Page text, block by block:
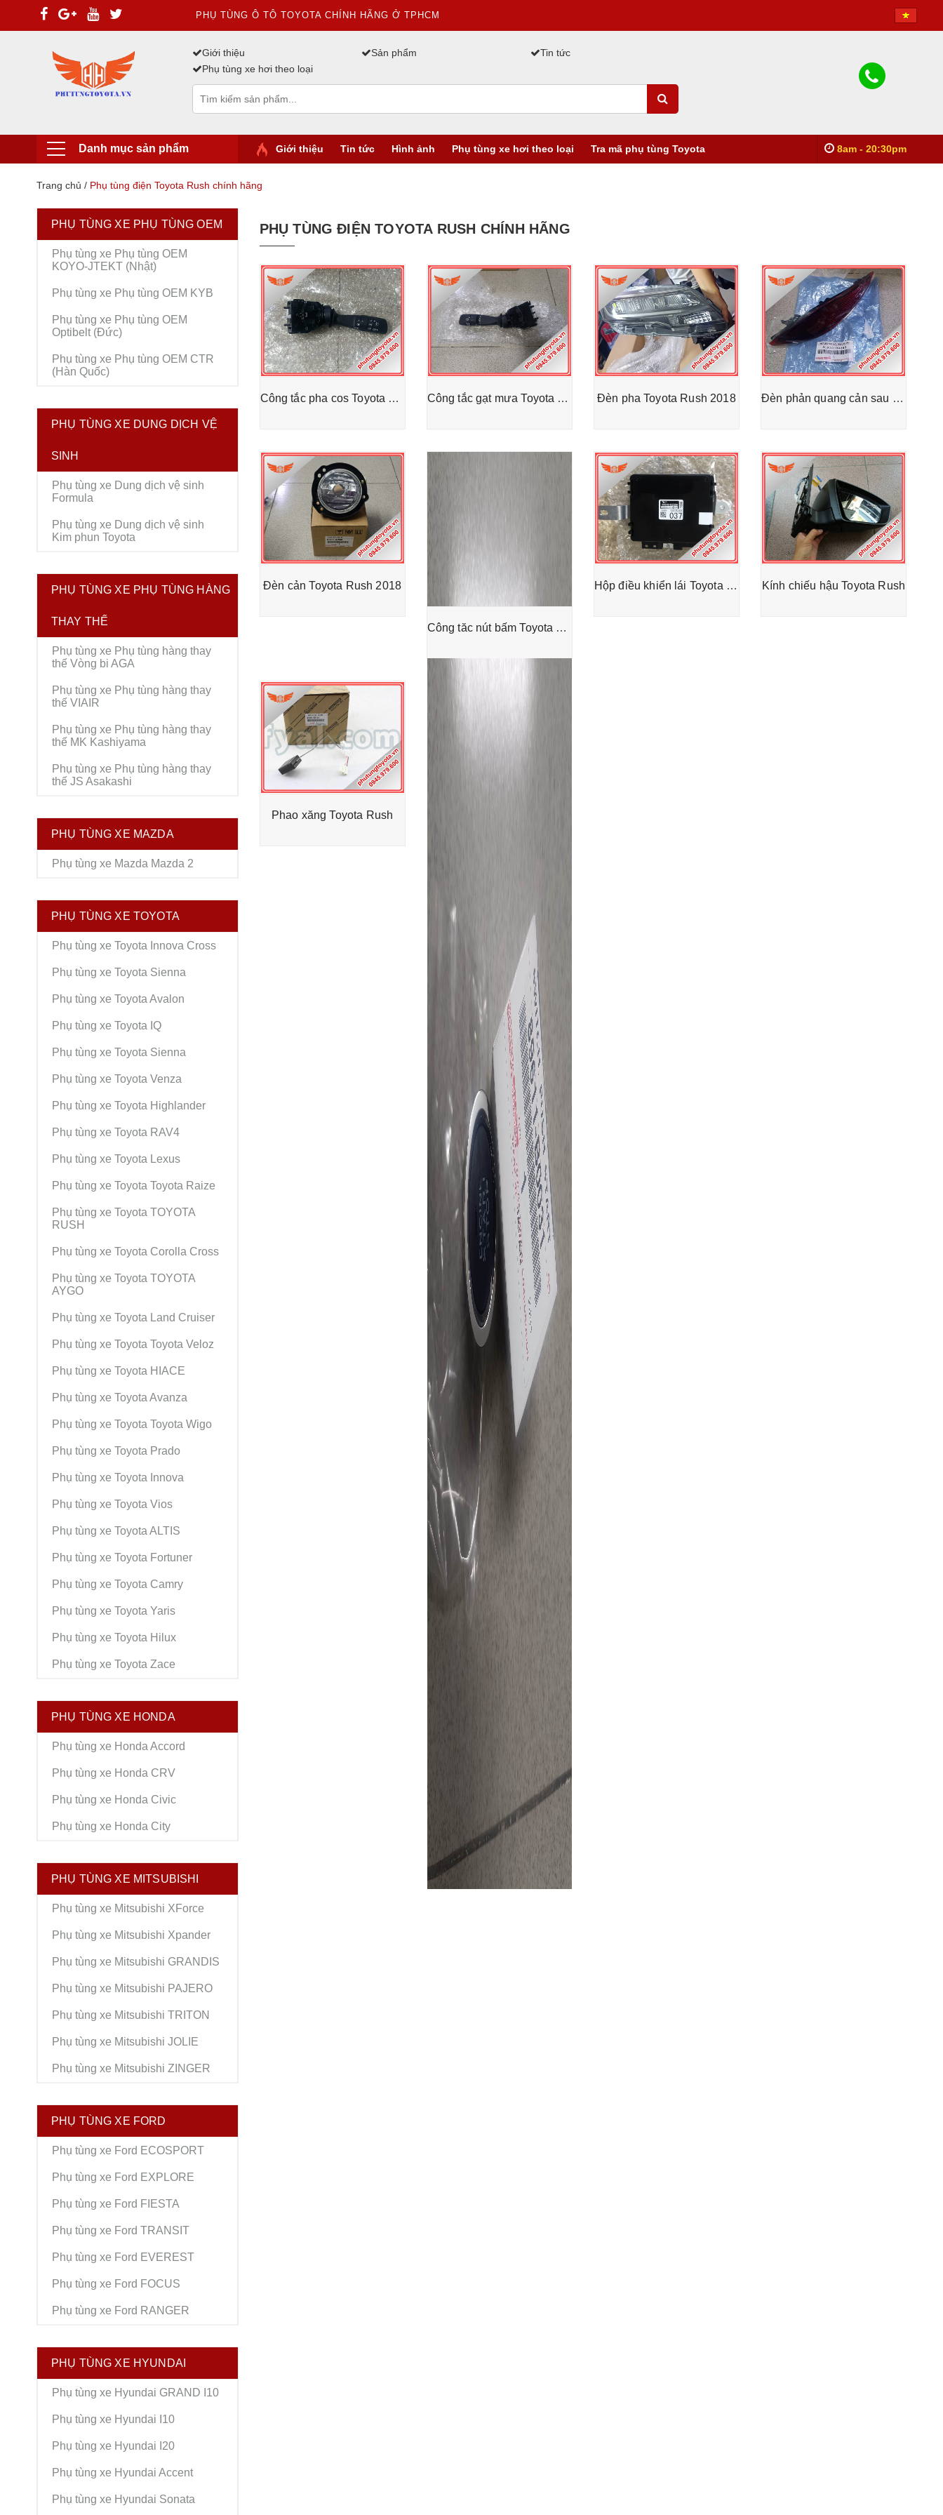
PHỤ TÙNG Ô TÔ TOYOTA CHÍNH HÃNG Ở TPHCM
Giới thiệu Sản phẩm
Tin tức
Phụ tùng xe hơi theo loại
Danh mục sản phẩm Giới thiệu Tin tức Hình ảnh Phụ tùng xe hơi theo loại Tra mã phụ tùng Toyota 8am - 20:30pm
Trang chủ / Phụ tùng điện Toyota Rush chính hãng
PHỤ TÙNG ĐIỆN TOYOTA RUSH CHÍNH HÃNG
Công tắc pha cos Toyota Rush 2018 Công tắc gạt mưa Toyota Rush 2018 Đèn pha Toyota Rush 2018 Đèn phản quang cản sau Toyota Rush 2018
Đèn cản Toyota Rush 2018
Công tăc nút bấm Toyota Rush
Hộp điều khiển lái Toyota Rush 2018-2022 Kính chiếu hậu Toyota Rush
Phao xăng Toyota Rush
PHỤ TÙNG XE PHỤ TÙNG OEM
Phụ tùng xe Phụ tùng OEM
KOYO-JTEKT (Nhật)
Phụ tùng xe Phụ tùng OEM KYB
Phụ tùng xe Phụ tùng OEM
Optibelt (Đức)
Phụ tùng xe Phụ tùng OEM CTR
(Hàn Quốc)
PHỤ TÙNG XE DUNG DỊCH VỆ
SINH
Phụ tùng xe Dung dịch vệ sinh
Formula
Phụ tùng xe Dung dịch vệ sinh
Kim phun Toyota
PHỤ TÙNG XE PHỤ TÙNG HÀNG
THAY THẾ
Phụ tùng xe Phụ tùng hàng thay
thế Vòng bi AGA
Phụ tùng xe Phụ tùng hàng thay
thế VIAIR
Phụ tùng xe Phụ tùng hàng thay
thế MK Kashiyama
Phụ tùng xe Phụ tùng hàng thay
thế JS Asakashi
PHỤ TÙNG XE MAZDA
Phụ tùng xe Mazda Mazda 2
PHỤ TÙNG XE TOYOTA
Phụ tùng xe Toyota Innova Cross
Phụ tùng xe Toyota Sienna
Phụ tùng xe Toyota Avalon
Phụ tùng xe Toyota IQ
Phụ tùng xe Toyota Sienna
Phụ tùng xe Toyota Venza
Phụ tùng xe Toyota Highlander
Phụ tùng xe Toyota RAV4
Phụ tùng xe Toyota Lexus
Phụ tùng xe Toyota Toyota Raize
Phụ tùng xe Toyota TOYOTA
RUSH
Phụ tùng xe Toyota Corolla Cross
Phụ tùng xe Toyota TOYOTA
AYGO
Phụ tùng xe Toyota Land Cruiser
Phụ tùng xe Toyota Toyota Veloz
Phụ tùng xe Toyota HIACE
Phụ tùng xe Toyota Avanza
Phụ tùng xe Toyota Toyota Wigo
Phụ tùng xe Toyota Prado
Phụ tùng xe Toyota Innova
Phụ tùng xe Toyota Vios
Phụ tùng xe Toyota ALTIS
Phụ tùng xe Toyota Fortuner
Phụ tùng xe Toyota Camry
Phụ tùng xe Toyota Yaris
Phụ tùng xe Toyota Hilux
Phụ tùng xe Toyota Zace
PHỤ TÙNG XE HONDA
Phụ tùng xe Honda Accord
Phụ tùng xe Honda CRV
Phụ tùng xe Honda Civic
Phụ tùng xe Honda City
PHỤ TÙNG XE MITSUBISHI
Phụ tùng xe Mitsubishi XForce
Phụ tùng xe Mitsubishi Xpander
Phụ tùng xe Mitsubishi GRANDIS
Phụ tùng xe Mitsubishi PAJERO
Phụ tùng xe Mitsubishi TRITON
Phụ tùng xe Mitsubishi JOLIE
Phụ tùng xe Mitsubishi ZINGER
PHỤ TÙNG XE FORD
Phụ tùng xe Ford ECOSPORT
Phụ tùng xe Ford EXPLORE
Phụ tùng xe Ford FIESTA
Phụ tùng xe Ford TRANSIT
Phụ tùng xe Ford EVEREST
Phụ tùng xe Ford FOCUS
Phụ tùng xe Ford RANGER
PHỤ TÙNG XE HYUNDAI
Phụ tùng xe Hyundai GRAND I10
Phụ tùng xe Hyundai I10
Phụ tùng xe Hyundai I20
Phụ tùng xe Hyundai Accent
Phụ tùng xe Hyundai Sonata